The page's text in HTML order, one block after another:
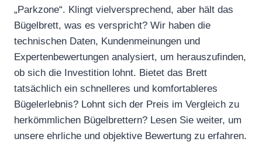
„Parkzone“. Klingt vielversprechend, aber hält das
Bügelbrett, was es verspricht? Wir haben die
technischen Daten, Kundenmeinungen und
Expertenbewertungen analysiert, um herauszufinden,
ob sich die Investition lohnt. Bietet das Brett
tatsächlich ein schnelleres und komfortableres
Bügelerlebnis? Lohnt sich der Preis im Vergleich zu
herkömmlichen Bügelbrettern? Lesen Sie weiter, um
unsere ehrliche und objektive Bewertung zu erfahren.